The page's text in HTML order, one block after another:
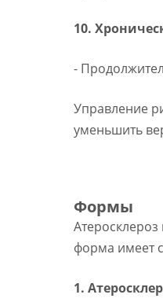
10.
-
Управление
уменьшить
Формы
форма имеет
1.